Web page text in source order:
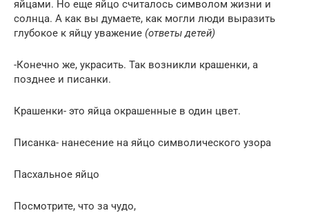
яйцами. Но еще яйцо считалось символом жизни и
солнца. А как вы думаете, как могли люди выразить
глубокое к яйцу уважение (ответы детей)
-Конечно же, украсить. Так возникли крашенки, а
позднее и писанки.
Крашенки- это яйца окрашенные в один цвет.
Писанка- нанесение на яйцо символического узора
Пасхальное яйцо
Посмотрите, что за чудо,